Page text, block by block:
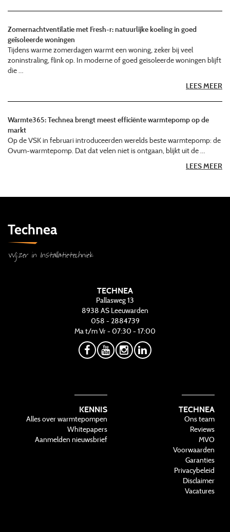
Zomernachtventilatie met Fresh-r: natuurlijke koeling in goed
geïsoleerde woningen
Tijdens warme zomerdagen warmt een woning, zeker bij veel
zoninstraling, flink op. In moderne of goed geïsoleerde woningen blijft
die …
LEES MEER
Warmte365: Technea brengt meest efficiënte warmtepomp op de
markt
Op de VSK in februari introduceerden werelds beste warmtepomp: de
Ovum-warmtepomp. Dat dat velen niet is ontgaan, blijkt uit de …
LEES MEER
Technea
Wijzer in Installatietechniek
TECHNEA
Pallasweg 13
8938 AS Leeuwarden
058 - 2884739
Ma t/m Vr - 07:30 - 17:00
KENNIS
Alles over warmtepompen
Whitepapers
Aanmelden nieuwsbrief
TECHNEA
Ons team
Reviews
MVO
Voorwaarden
Garanties
Privacybeleid
Disclaimer
Vacatures